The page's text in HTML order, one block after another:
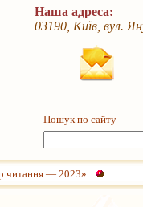
Наша адреса:
03190, Київ, вул.
Пошук по сайту
читання — 2023»